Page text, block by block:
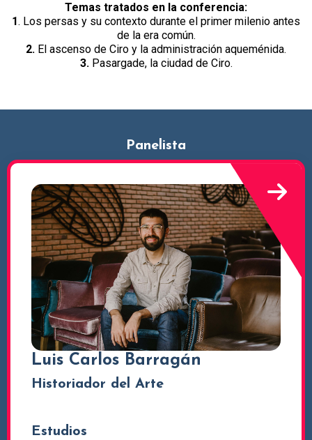
Temas tratados en la conferencia:
1. Los persas y su contexto durante el primer milenio antes
de la era común.
2. El ascenso de Ciro y la administración aqueménida.
3. Pasargade, la ciudad de Ciro.
Panelista
Luis Carlos Barragán
Historiador del Arte
Estudios